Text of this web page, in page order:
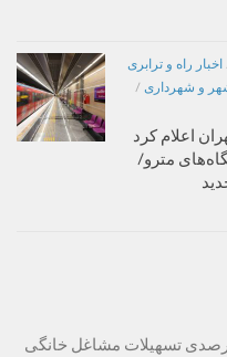
اخبار راه و ترابری
و شهرداری /
اعلام کرد
مترو/
تربت‌حیدریه از رشد ۱۰۰ درصدی تسهیلات مشاغل خانگی